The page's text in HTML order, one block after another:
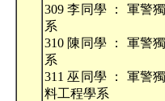
309 李同學 ： 軍警
系
310 陳同學 ： 軍警
系
311 巫同學 ： 軍警
料工程學系